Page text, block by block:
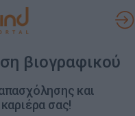
βιογραφικού
και
σας!